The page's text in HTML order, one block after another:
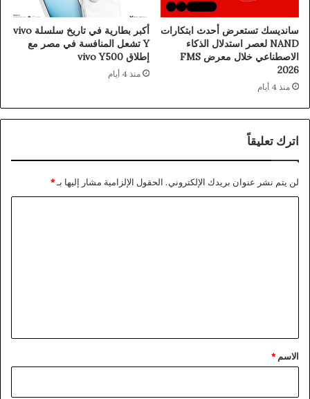
سانديسك تستعرض أحدث ابتكارات
NAND لعصر استدلال الذكاء
الاصطناعي خلال معرض FMS
2026
منذ 4 أيام
أكبر بطارية في تاريخ سلسلة vivo
Y تشعل المنافسة في مصر مع
إطلاق vivo Y500
منذ 4 أيام
اترك تعليقاً
لن يتم نشر عنوان بريدك الإلكتروني. الحقول الإلزامية مشار إليها بـ*
*
الاسم *